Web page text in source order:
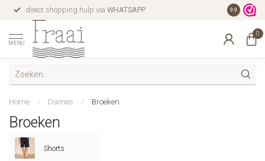
direct shopping hulp via WHATSAPP. gratis
9.9
MENU
0
Home / Dames / Broeken
Broeken
Shorts